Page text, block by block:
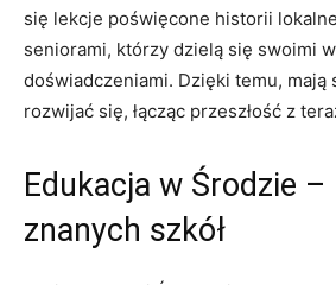
się lekcje poświęcone historii
seniorami, którzy dzielą się swoimi
doświadczeniami. Dzięki temu, mają
rozwijać się, łącząc przeszłość z
Edukacja w Środzie
znanych szkół